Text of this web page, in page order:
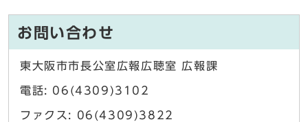
お問い合わせ
東大阪市市長公室広報広聴室 広報課
電話: 06(4309)3102
ファクス: 06(4309)3822